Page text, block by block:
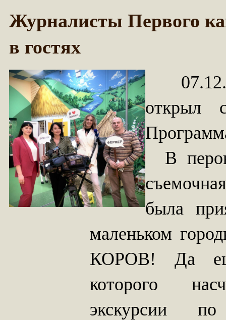
Журналисты Первого
в гостях
открыл
В
была
маленьком
КОРОВ! Да
которого
экскурсии